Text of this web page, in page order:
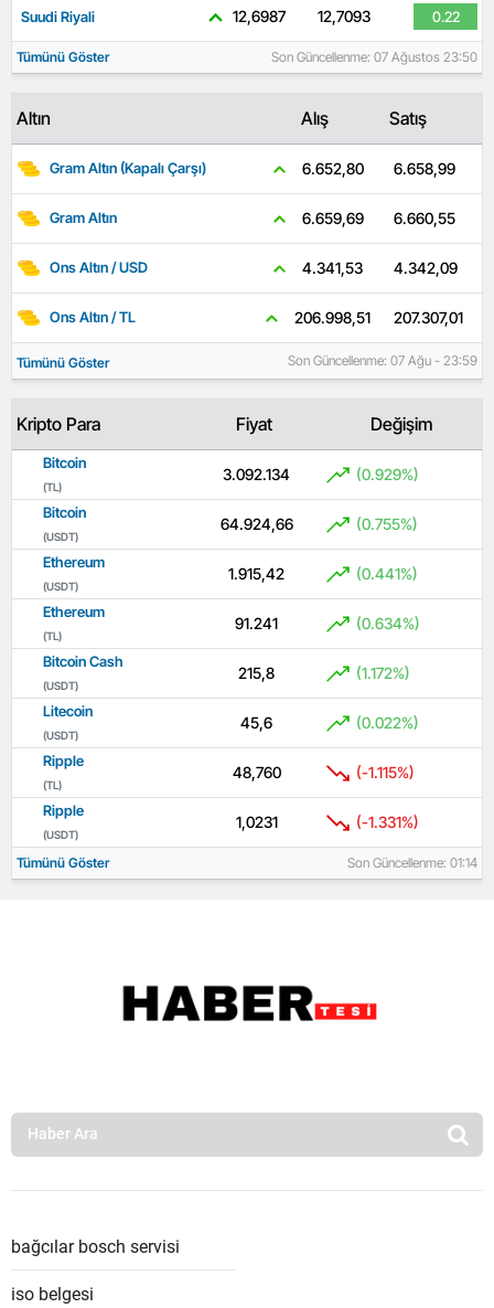
Suudi Riyali 12,6987 12,7093 0.22
Tümünü Göster Son Güncellenme: 07 Ağustos 23:50
Altın Alış Satış
Gram Altın (Kapalı Çarşı) 6.652,80 6.658,99
Gram Altın 6.659,69 6.660,55
Ons Altın / USD 4.341,53 4.342,09
Ons Altın / TL 206.998,51 207.307,01
Tümünü Göster Son Güncellenme: 07 Ağu - 23:59
Kripto Para Fiyat Değişim
Bitcoin
(TL)
3.092.134 (0.929%)
Bitcoin
(USDT)
64.924,66 (0.755%)
Ethereum
(USDT)
1.915,42 (0.441%)
Ethereum
(TL)
91.241 (0.634%)
Bitcoin Cash
(USDT)
215,8 (1.172%)
Litecoin
(USDT)
45,6 (0.022%)
Ripple
(TL)
48,760 (-1.115%)
Ripple
(USDT)
1,0231 (-1.331%)
Tümünü Göster Son Güncellenme: 01:14
bağcılar bosch servisi
iso belgesi